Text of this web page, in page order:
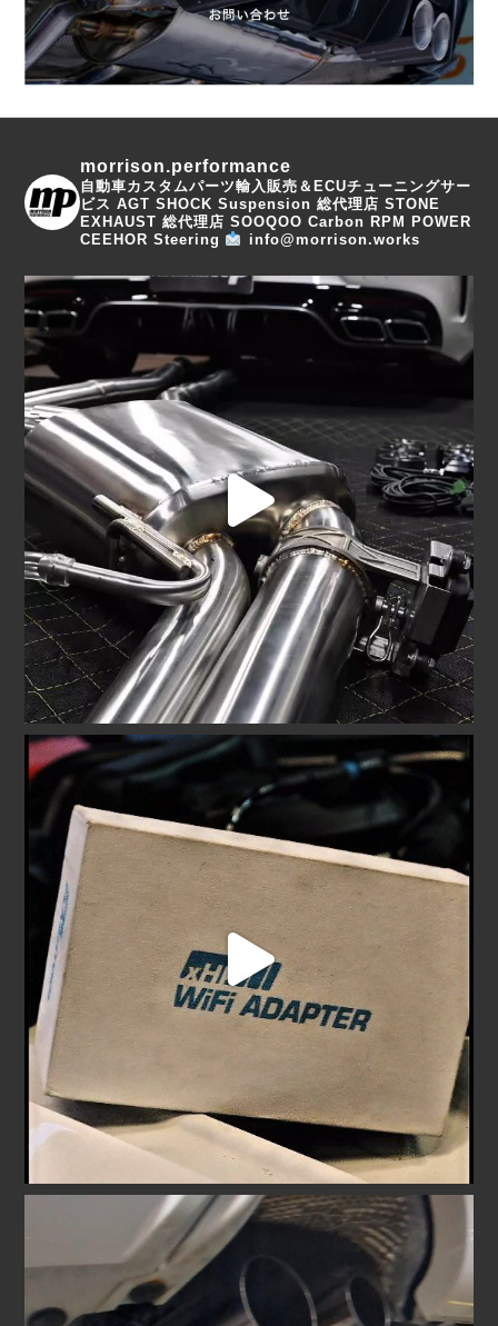
morrison.performance
自動車カスタムパーツ輸入販売＆ECUチューニングサー
ビス AGT SHOCK Suspension 総代理店 STONE
EXHAUST 総代理店 SOOQOO Carbon RPM POWER
CEEHOR Steering
info@morrison.works